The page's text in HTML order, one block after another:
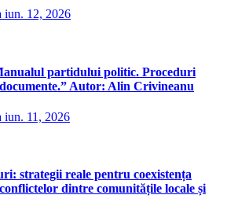
iun. 12, 2026
partidului politic. Proceduri
Autor: Alin Crivineanu
iun. 11, 2026
strategii reale pentru coexistența
dintre comunitățile locale și